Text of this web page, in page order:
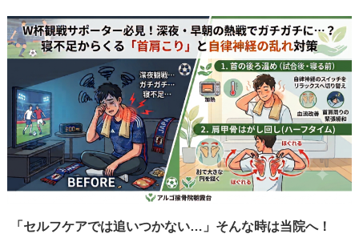
「セルフケアでは追いつかない…」そんな時は当院へ！